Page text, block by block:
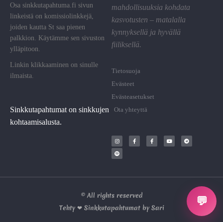
💬
Osa sinkkutapahtuma.fi sivun
linkeistä on komissiolinkkejä,
joiden kautta St saa pienen
palkkion. Käytämme sen sivuston
ylläpitoon.
Linkin klikkaaminen on sinulle
ilmaista.
Sinkkutapahtumat on sinkkujen
kohtaamisalusta.
mahdollisuuksia kohdata
kasvotusten – matalalla
kynnyksellä ja hyvällä
fiiliksellä.
Tietosuoja
Evästeet
Evästeasetukset
Ota yhteyttä
© All rights reserved
Tehty ❤ Sinkkutapahtumat by Sari